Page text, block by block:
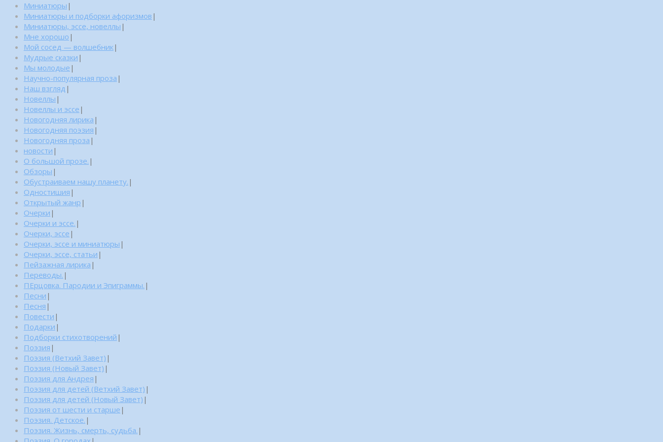
Миниатюры |
Миниатюры и подборки афоризмов |
Миниатюры, эссе, новеллы |
Мне хорошо |
Мой сосед — волшебник|
Мудрые сказки |
Мы молодые |
Научно-популярная проза |
Наш взгляд |
Новеллы |
Новеллы и эссе |
Новогодняя лирика |
Новогодняя поэзия |
Новогодняя проза |
новости |
О большой прозе. |
Обзоры |
Обустраиваем нашу планету. |
Одностишия |
Открытый жанр |
Очерки |
Очерки и эссе. |
Очерки, эссе |
Очерки, эссе и миниатюры |
Очерки, эссе, статьи |
Пейзажная лирика |
Переводы. |
ПЕрцовка. Пародии и Эпиграммы. |
Песни |
Песня |
Повести |
Подарки |
Подборки стихотворений |
Поэзия |
Поэзия (Ветхий Завет) |
Поэзия (Новый Завет) |
Поэзия для Андрея |
Поэзия для детей (Ветхий Завет) |
Поэзия для детей (Новый Завет) |
Поэзия от шести и старше |
Поэзия. Детское. |
Поэзия. Жизнь, смерть, судьба. |